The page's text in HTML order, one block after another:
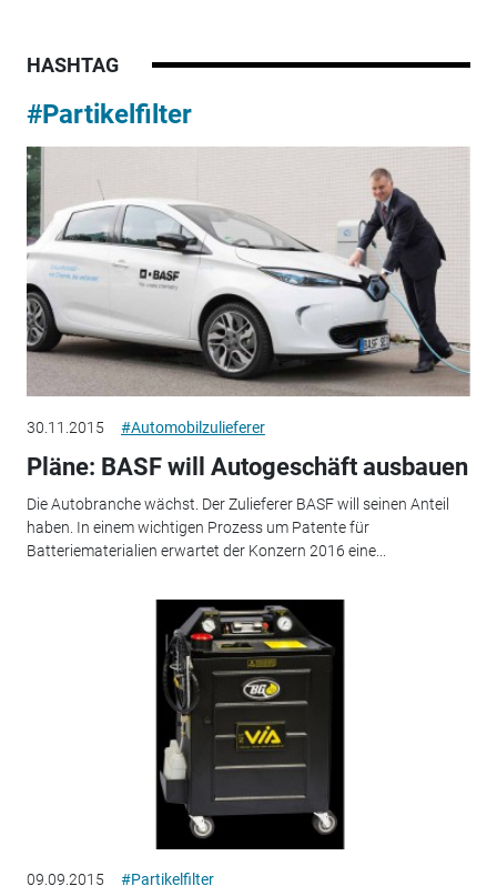
HASHTAG
#Partikelfilter
30.11.2015 #Automobilzulieferer
Pläne: BASF will Autogeschäft ausbauen
Die Autobranche wächst. Der Zulieferer BASF will seinen Anteil
haben. In einem wichtigen Prozess um Patente für
Batteriematerialien erwartet der Konzern 2016 eine...
09.09.2015 #Partikelfilter